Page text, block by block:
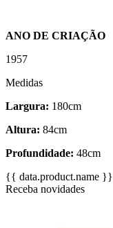
ANO DE CRIAÇÃO
1957
Medidas
Largura: 180cm
Altura: 84cm
Profundidade: 48cm
{{ data.product.name }}
Receba novidades